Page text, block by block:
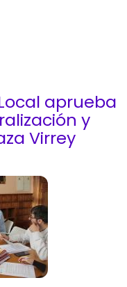
aprueba
y
Virrey